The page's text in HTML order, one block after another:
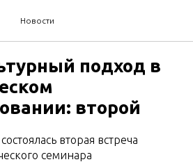
Новости
подход в
второй
вторая встреча
семинара